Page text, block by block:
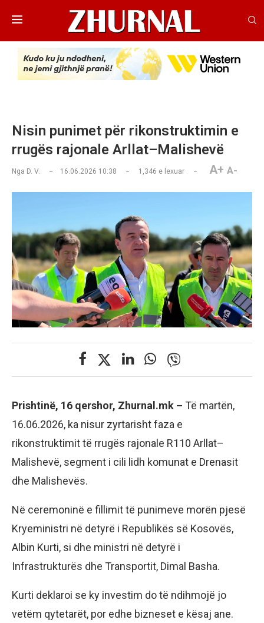
Nisin punimet për rikonstruktimin e
rrugës rajonale Arllat–Malishevë
Nga D. V. 16.06.2026 10:38 1,346 e lexuar A+ A-
Prishtinë, 16 qershor, Zhurnal.mk – Të martën,
16.06.2026, ka nisur zyrtarisht faza e
rikonstruktimit të rrugës rajonale R110 Arllat–
Malishevë, segment i cili lidh komunat e Drenasit
dhe Malishevës.
Në ceremoninë e fillimit të punimeve morën pjesë
Kryeministri në detyrë i Republikës së Kosovës,
Albin Kurti, si dhe ministri në detyrë i
Infrastrukturës dhe Transportit, Dimal Basha.
Kurti deklaroi se ky investim do të ndihmojë jo
vetëm qytetarët, por edhe bizneset e kësaj ane.